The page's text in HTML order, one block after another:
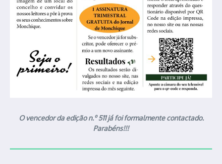
O vencedor da edição n.º 511 já foi formalmente contactado.
Parabéns!!!